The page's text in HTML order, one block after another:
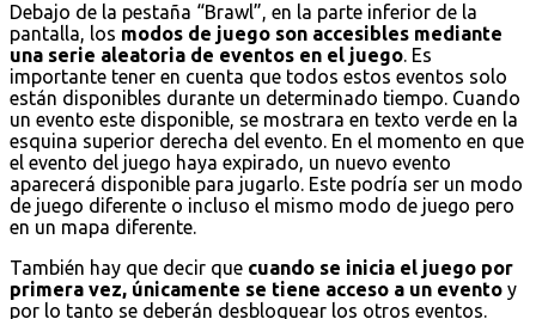
Debajo de la pestaña “Brawl”, en la parte inferior de la
pantalla, los modos de juego son accesibles mediante
una serie aleatoria de eventos en el juego. Es
importante tener en cuenta que todos estos eventos solo
están disponibles durante un determinado tiempo. Cuando
un evento este disponible, se mostrara en texto verde en la
esquina superior derecha del evento. En el momento en que
el evento del juego haya expirado, un nuevo evento
aparecerá disponible para jugarlo. Este podría ser un modo
de juego diferente o incluso el mismo modo de juego pero
en un mapa diferente.
También hay que decir que cuando se inicia el juego por
primera vez, únicamente se tiene acceso a un evento y
por lo tanto se deberán desbloquear los otros eventos.